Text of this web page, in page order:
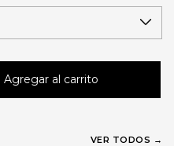
VER TODOS →